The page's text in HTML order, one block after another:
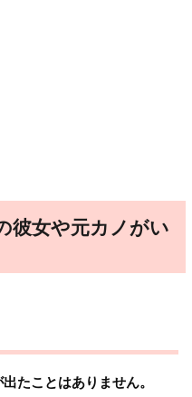
彼女や元カノがい
たことはありません。